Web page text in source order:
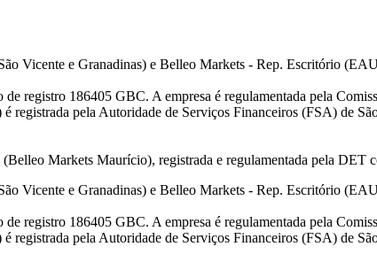
Vicente e Granadinas) e Belleo Markets - Rep. Escritório
registro 186405 GBC. A empresa é regulamentada pela
pela Autoridade de Serviços Financeiros (FSA) de
Markets Maurício), registrada e regulamentada pela DET
Vicente e Granadinas) e Belleo Markets - Rep. Escritório
registro 186405 GBC. A empresa é regulamentada pela
pela Autoridade de Serviços Financeiros (FSA) de